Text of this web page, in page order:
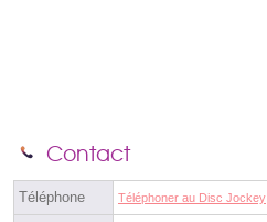
Contact
Téléphone Téléphoner au Disc Jockey